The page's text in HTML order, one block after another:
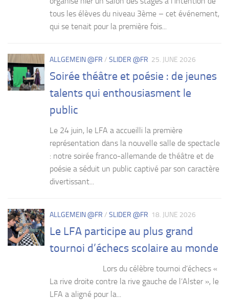
tous les élèves du niveau 3ème – cet événement,
qui se tenait pour la première fois...
ALLGEMEIN @FR / SLIDER @FR 25. JUNE 2026
Soirée théâtre et poésie : de jeunes
talents qui enthousiasment le
public
Le 24 juin, le LFA a accueilli la première
représentation dans la nouvelle salle de spectacle
: notre soirée franco-allemande de théâtre et de
poésie a séduit un public captivé par son caractère
divertissant...
ALLGEMEIN @FR / SLIDER @FR 18. JUNE 2026
Le LFA participe au plus grand
tournoi d’échecs scolaire au monde
Lors du célèbre tournoi d’échecs «
La rive droite contre la rive gauche de l’Alster », le
LFA a aligné pour la...